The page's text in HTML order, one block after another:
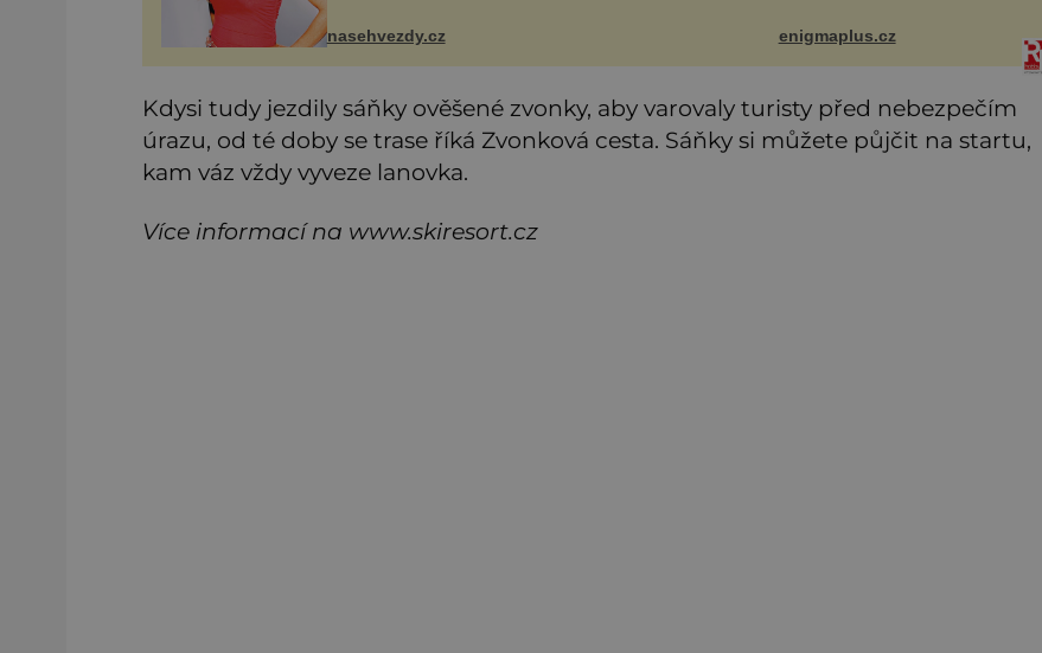
věnuje i své velké rodině a
chalupaření. A to vše s
úsměvem. Když půvabná Luci
nasehvezdy.cz
více než sedm metrů vysoký
železný sloup, který už přibližně
1 600 let odolává počasí
enigmaplus.cz
Kdysi tudy jezdily sáňky ověšené zvonky, aby varovaly turisty před nebezpečím
úrazu, od té doby se trase říká Zvonková cesta. Sáňky si můžete půjčit na startu,
kam váz vždy vyveze lanovka.
Více informací na www.skiresort.cz